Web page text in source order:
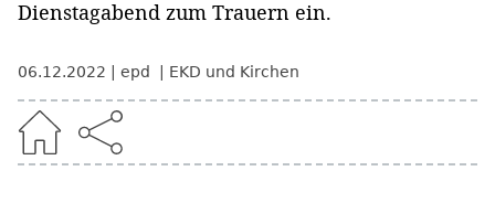
Dienstagabend zum Trauern ein.
06.12.2022 epd EKD und Kirchen